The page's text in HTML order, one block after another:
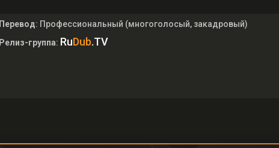
Перевод: Профессиональный (многоголосый, закадровый)
Релиз-группа: RuDub.TV